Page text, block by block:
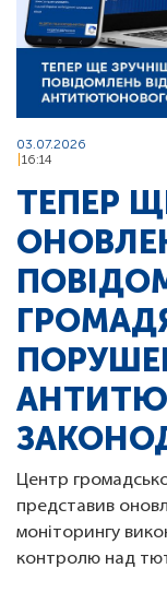
03.07.2026
16:14
ТЕПЕР
Центр
представив
моніторингу
контролю над